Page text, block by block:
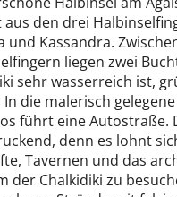
aus den drei
und Kassandra.
liegen zwei
sehr wasserreich ist,
In die malerisch
führt eine Autostraße.
denn es lohnt
Tavernen und das
der Chalkidiki zu